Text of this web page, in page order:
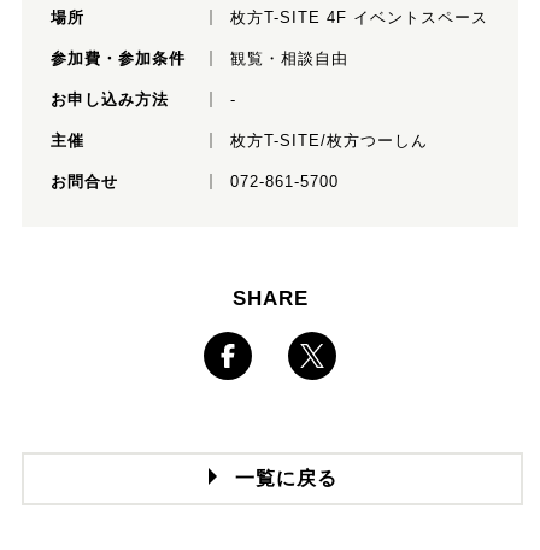
場所 枚方T-SITE 4F イベントスペース
参加費・参加条件 観覧・相談自由
お申し込み方法 -
主催 枚方T-SITE/枚方つーしん
お問合せ 072-861-5700
SHARE
一覧に戻る